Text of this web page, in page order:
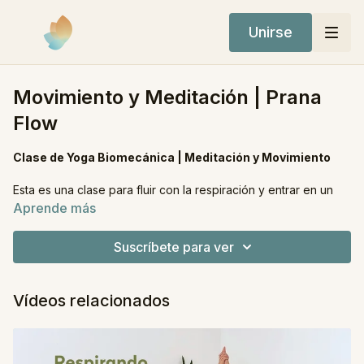
Unirse
Movimiento y Meditación | Prana
Flow
Clase de Yoga Biomecánica | Meditación y Movimiento
Esta es una clase para fluir con la respiración y entrar en un
verdadero estado de meditación en movimiento. A lo largo de
invitan a la mente a enfocarse y al cuerpo a moverse con
presencia, creando una experiencia de integración profunda
Cerraremos la clase con Nadi Shodhana, una práctica de
Aprende más
Suscríbete para ver
Vídeos relacionados